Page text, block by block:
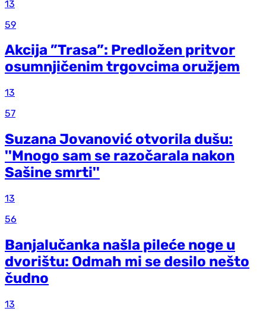
13
59
Akcija ”Trasa”: Predložen pritvor
osumnjičenim trgovcima oružjem
13
57
Suzana Jovanović otvorila dušu:
''Mnogo sam se razočarala nakon
Sašine smrti''
13
56
Banjalučanka našla pileće noge u
dvorištu: Odmah mi se desilo nešto
čudno
13